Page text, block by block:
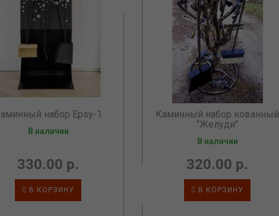
набор Epsy-1
В наличии
330.00 р.
В КОРЗИНУ
Каминный набор кованный
"Желуди"
В наличии
320.00 р.
В КОРЗИНУ